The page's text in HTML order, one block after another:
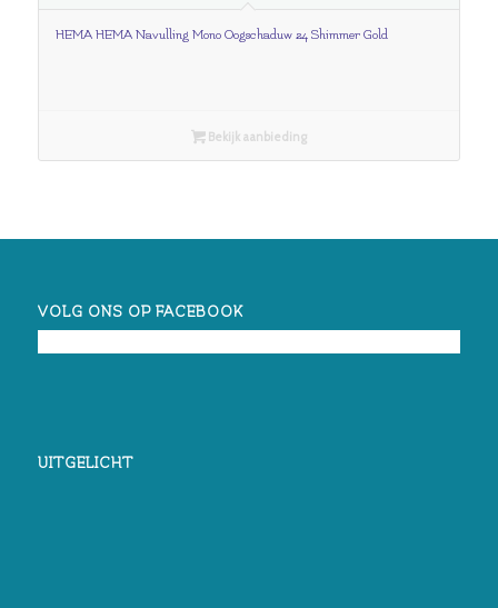
HEMA HEMA Navulling Mono Oogschaduw 24 Shimmer Gold
Bekijk aanbieding
VOLG ONS OP FACEBOOK
UITGELICHT